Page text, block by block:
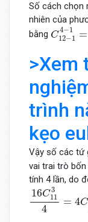
Số cách chọn
nhiên của
bằng C4−1
12−1 =
C12−14
>Xem
trình
kẹo
Vậy số các tứ
vai trai trò
tính 4 lần, do
16C3
11
4
= 4C
16C113 4=4